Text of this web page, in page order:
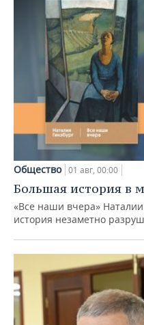
Общество 01 авг, 00:00
Большая история в
«Все наши вчера»
история незаметно